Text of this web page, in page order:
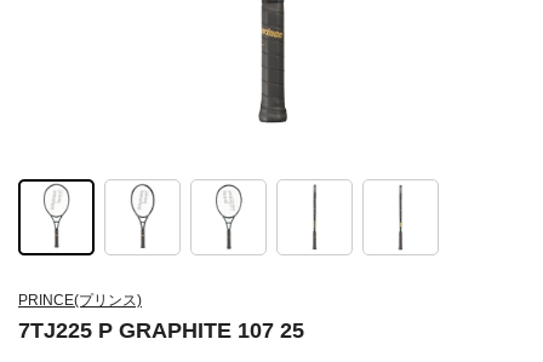
PRINCE(プリンス)
7TJ225 P GRAPHITE 107 25